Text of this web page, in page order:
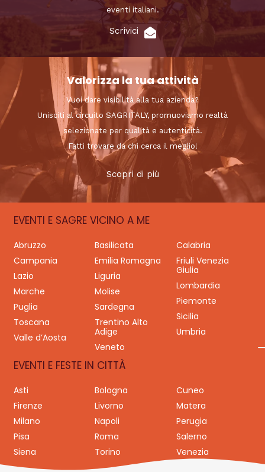
eventi italiani.
Scrivici
Valorizza la tua attività
Vuoi dare visibilità alla tua azienda?
Unisciti al circuito SAGRITALY, promuoviamo realtà
selezionate per qualità e autenticità.
Fatti trovare da chi cerca il meglio!
Scopri di più
EVENTI E SAGRE VICINO A ME
Abruzzo Basilicata
Calabria
Campania
Emilia Romagna
Friuli Venezia
Giulia
Lazio
Liguria
Lombardia
Marche
Molise
Piemonte
Puglia
Sardegna
Sicilia
Toscana
Trentino Alto
Adige
Umbria
Valle d’Aosta
Veneto
EVENTI E FESTE IN CITTÀ
Asti Bologna
Cuneo
Firenze
Livorno
Matera
Milano
Napoli
Perugia
Pisa
Roma
Salerno
Siena
Torino Venezia